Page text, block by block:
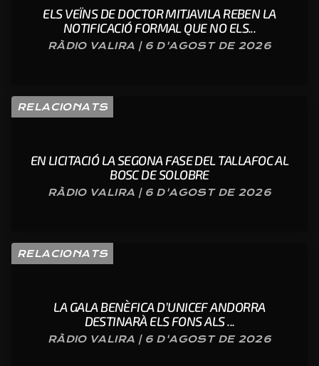
ELS VEÏNS DE DOCTOR MITJAVILA REBEN LA
NOTIFICACIÓ FORMAL QUE NO ELS...
RÀDIO VALIRA | 6 D'AGOST DE 2026
RELACIONATS
EN LICITACIÓ LA SEGONA FASE DEL TALLAFOC AL
BOSC DE SOLOBRE
RÀDIO VALIRA | 6 D'AGOST DE 2026
RELACIONATS
LA GALA BENÈFICA D’UNICEF ANDORRA
DESTINARÀ ELS FONS ALS ...
RÀDIO VALIRA | 6 D'AGOST DE 2026